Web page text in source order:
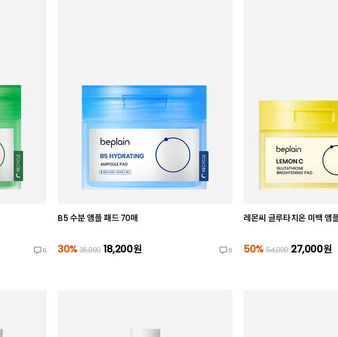
0
B5 수분 앰플 패드 70매
30% 26,000 18,200원 0
레몬씨 글루타치온 미백
50% 54,000 27,000원